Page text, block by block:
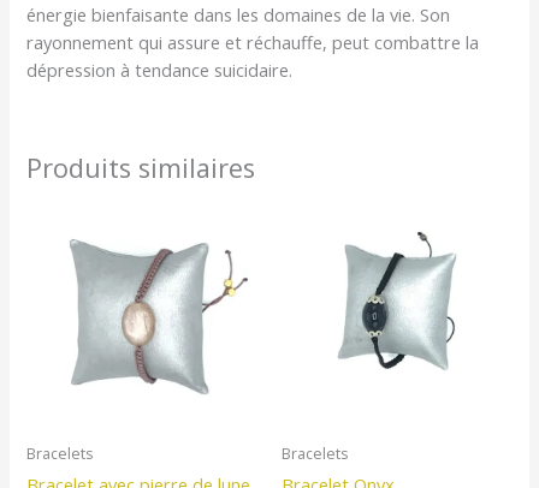
énergie bienfaisante dans les domaines de la vie. Son
rayonnement qui assure et réchauffe, peut combattre la
dépression à tendance suicidaire.
Produits similaires
Bracelets Bracelets